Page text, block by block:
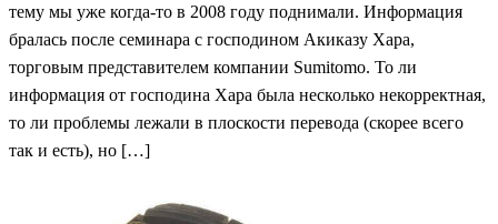
тему мы уже когда-то в 2008 году поднимали. Информация
бралась после семинара с господином Акиказу Хара,
торговым представителем компании Sumitomo. То ли
информация от господина Хара была несколько некорректная,
то ли проблемы лежали в плоскости перевода (скорее всего
так и есть), но […]